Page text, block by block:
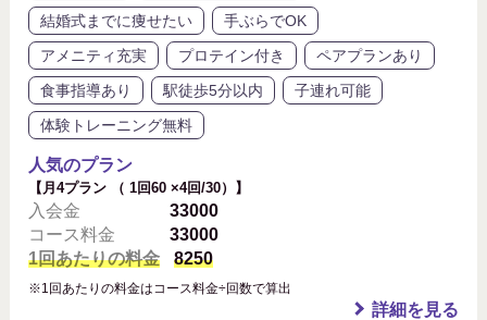
結婚式までに痩せたい
手ぶらでOK
アメニティ充実
プロテイン付き
ペアプランあり
食事指導あり
駅徒歩5分以内
子連れ可能
体験トレーニング無料
人気のプラン
【月4プラン （ 1回60 ×4回/30）】
入会金
33000
コース料金
33000
1回あたりの料金
8250
※1回あたりの料金はコース料金÷回数で算出
詳細を見る